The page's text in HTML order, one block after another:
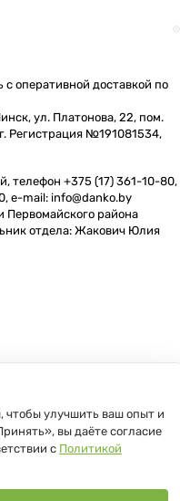
оперативной доставкой по
ул. Платонова, 22, пом.
Регистрация №191081534,
телефон +375 (17) 361-10-80,
e-mail: info@danko.by
Первомайского района
отдела: Жакович Юлия
чтобы улучшить ваш опыт и
вы даёте согласие
с Политикой